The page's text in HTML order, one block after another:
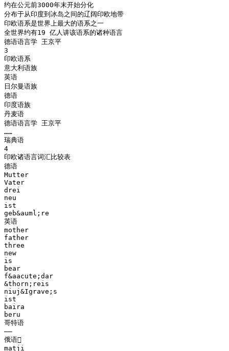
约在公元前3000年末开始分化
分布于从印度到冰岛之间的辽阔印欧地带
印欧语系是世界上最大的语系之一
全世界约有19 亿人讲该语系的诸种语言
德语语言学 王京平
3
印欧语系
意大利语族
英语
日尔曼语族
德语
印度语族
丹麦语
德语语言学 王京平
……
瑞典语
4
印欧诸语言词汇比较表
德语
Mutter
Vater
drei
neu
ist
geb&auml;re
英语
mother
father
three
new
is
bear
f&aacute;dar
&thorn;reis
niuj&Igrave;s
ist
baira
beru
哥特语
——
俄语
matji